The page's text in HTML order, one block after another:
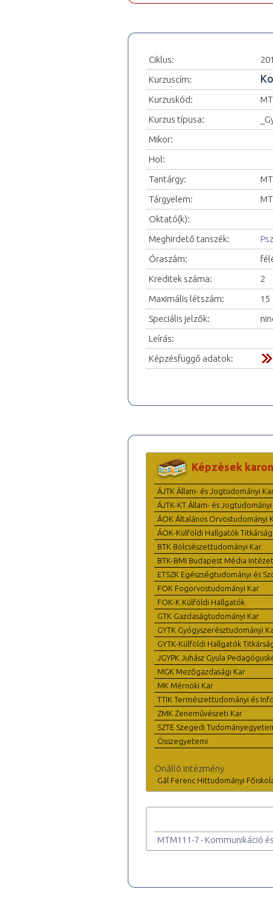
Ciklus:
Kurzuscím:
Kurzuskód:
Kurzus típusa:
Mikor:
Hol:
Tantárgy:
Tárgyelem:
Oktató(k):
Meghirdető tanszék:
Óraszám:
Kreditek száma:
2
Maximális létszám:
15
Speciális jelzők:
Leírás:
Képzésfüggő adatok:
Képzések
ÁJTK Állam- és Jogtudományi
ÁJTK-KT Állam- és
ÁOK Általános Orvostudományi
ÁOK-Külföldi Hallgatók
BTK Bölcsészettudományi Kar
BTK-BMI Budapest Média Intézet
ETSZK Egészségtudományi és
FOK Fogorvostudományi Kar
FOK-K Külföldi Hallgatók
GTK Gazdaságtudományi Kar
GYTK Gyógyszerésztudományi
GYTK-Külföldi Hallgatók
JGYPK Juhász Gyula
MGK Mezőgazdasági Kar
MK Mérnöki Kar
TTIK Természettudományi és
ZMK Zeneművészeti Kar
SZTE Szegedi
Összegyetemi
Önálló intézmény
Gál Ferenc Hittudományi
MTM111-7 - Kommunikáció